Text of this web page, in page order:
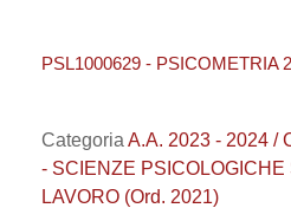
PSL1000629 - PSICOMETRIA
Categoria A.A. 2023 - 2024 /
- SCIENZE PSICOLOGICHE
LAVORO (Ord. 2021)